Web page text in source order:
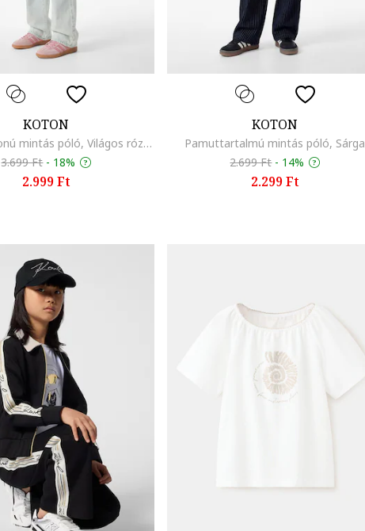
KOTON
Normál fazonú mintás póló, Világos rózsaszín/Azúrkék
3.699 Ft - 18%
2.999 Ft
KOTON
Pamuttartalmú mintás póló, Sárga
2.699 Ft - 14%
2.299 Ft